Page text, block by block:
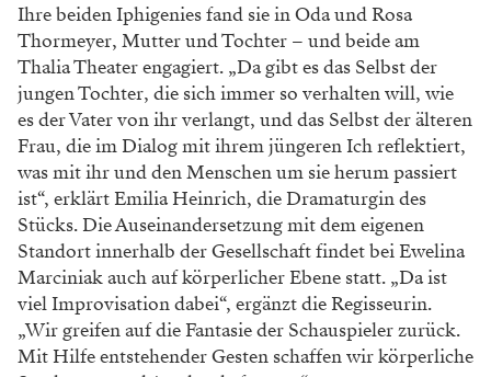
Ihre beiden Iphigenies fand sie in Oda und Rosa
Thormeyer, Mutter und Tochter – und beide am
Thalia Theater engagiert. „Da gibt es das Selbst der
jungen Tochter, die sich immer so verhalten will, wie
es der Vater von ihr verlangt, und das Selbst der älteren
Frau, die im Dialog mit ihrem jüngeren Ich reflektiert,
was mit ihr und den Menschen um sie herum passiert
ist“, erklärt Emilia Heinrich, die Dramaturgin des
Stücks. Die Auseinandersetzung mit dem eigenen
Standort innerhalb der Gesellschaft findet bei Ewelina
Marciniak auch auf körperlicher Ebene statt. „Da ist
viel Improvisation dabei“, ergänzt die Regisseurin.
„Wir greifen auf die Fantasie der Schauspieler zurück.
Mit Hilfe entstehender Gesten schaffen wir körperliche